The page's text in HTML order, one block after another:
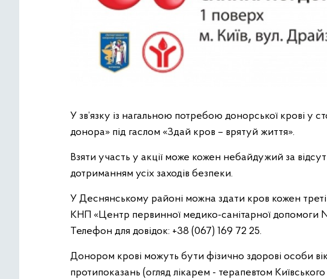
У зв’язку із нагальною потребою донорської крові у
донора» під гаслом «Здай кров – врятуй життя».
Взяти участь у акції може кожен небайдужий за
дотриманням усіх заходів безпеки.
У Деснянському районі можна здати кров кожен
КНП «Центр первинної медико-санітарної допомоги
Телефон для довідок: +38 (067) 169 72 25.
Донором крові можуть бути фізично здорові особи
протипоказань (огляд лікарем - терапевтом